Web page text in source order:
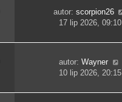
autor: scorpion26
17 lip 2026, 09:10
autor:Wayner
10 lip 2026, 20:15